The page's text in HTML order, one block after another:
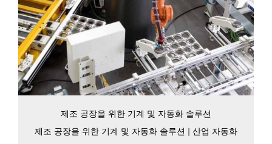
제조 공장을 위한 기계 및 자동화 솔루션
제조 공장을 위한 기계 및 자동화 솔루션 | 산업 자동화